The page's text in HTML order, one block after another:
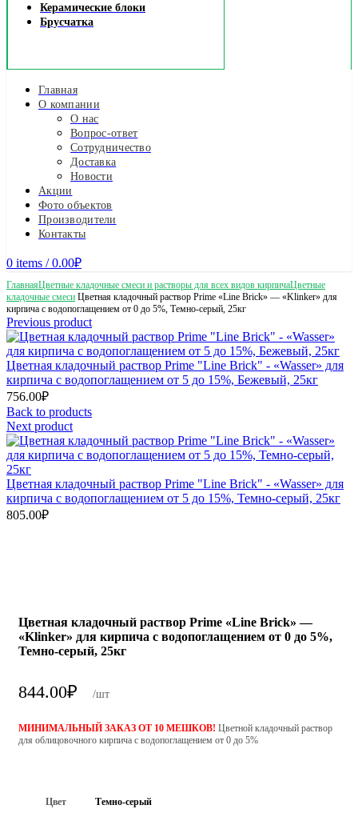
Керамические блоки
Брусчатка
Главная
О компании
О нас
Вопрос-ответ
Сотрудничество
Доставка
Новости
Акции
Фото объектов
Производители
Контакты
0 items / 0.00₽
ГлавнаяЦветные кладочные смеси и растворы для всех видов кирпичаЦветные
кладочные смеси Цветная кладочный раствор Prime «Line Brick» — «Klinker» для
кирпича с водопоглащением от 0 до 5%, Темно-серый, 25кг
Previous product
Цветная кладочный раствор Prime "Line Brick" - «Wasser» для
кирпича с водопоглащением от 5 до 15%, Бежевый, 25кг
756.00₽
Back to products
Next product
Цветная кладочный раствор Prime "Line Brick" - «Wasser» для
кирпича с водопоглащением от 5 до 15%, Темно-серый, 25кг
805.00₽
Цветная кладочный раствор Prime «Line Brick» —
«Klinker» для кирпича с водопоглащением от 0 до 5%,
Темно-серый, 25кг
844.00₽ /шт
МИНИМАЛЬНЫЙ ЗАКАЗ ОТ 10 МЕШКОВ! Цветной кладочный раствор
для облицовочного кирпича с водопоглащением от 0 до 5%
Цвет Темно-серый